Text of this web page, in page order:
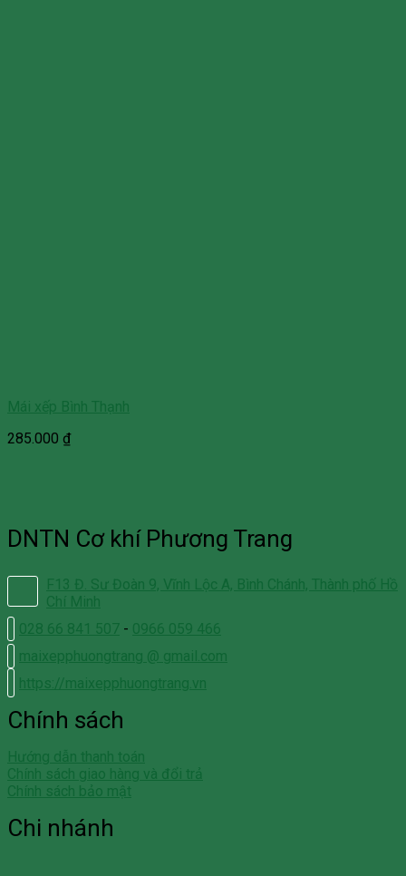
Mái xếp Bình Thạnh
285.000 ₫
DNTN Cơ khí Phương Trang
F13 Đ. Sư Đoàn 9, Vĩnh Lộc A, Bình Chánh, Thành phố Hồ
Chí Minh
028 66 841 507 - 0966 059 466
maixepphuongtrang @ gmail.com
https://maixepphuongtrang.vn
Chính sách
Hướng dẫn thanh toán
Chính sách giao hàng và đổi trả
Chính sách bảo mật
Chi nhánh